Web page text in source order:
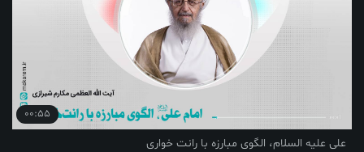
00:55
علی علیه السلام، الگوی مبارزه با رانت خواری